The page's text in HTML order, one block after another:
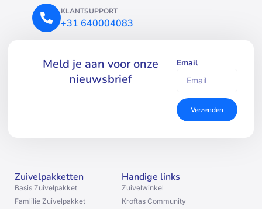
KLANTSUPPORT
+31 640004083
Meld je aan voor onze
nieuwsbrief
Email
Verzenden
Zuivelpakketten
Basis Zuivelpakket
Famlilie Zuivelpakket
Handige links
Zuivelwinkel
Kroftas Community